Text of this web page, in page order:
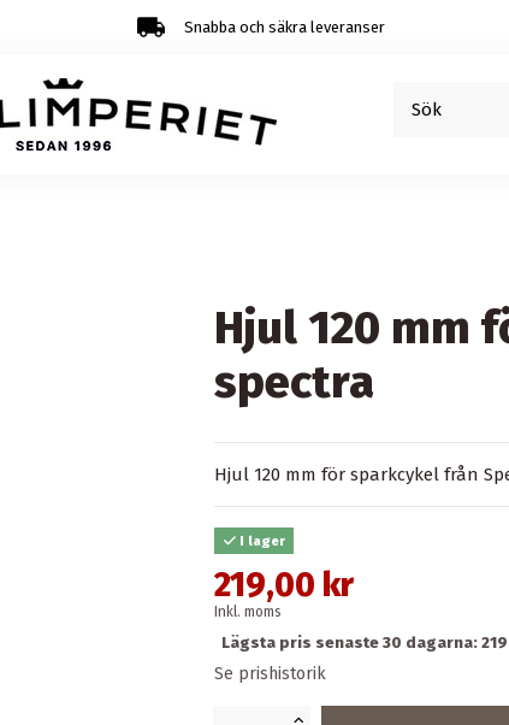
Snabba och säkra leveranser
Hjul 120 mm
spectra
Hjul 120 mm för sparkcykel från
I lager
219,00 kr
Inkl. moms
Lägsta pris senaste 30 dagarna:
Se prishistorik